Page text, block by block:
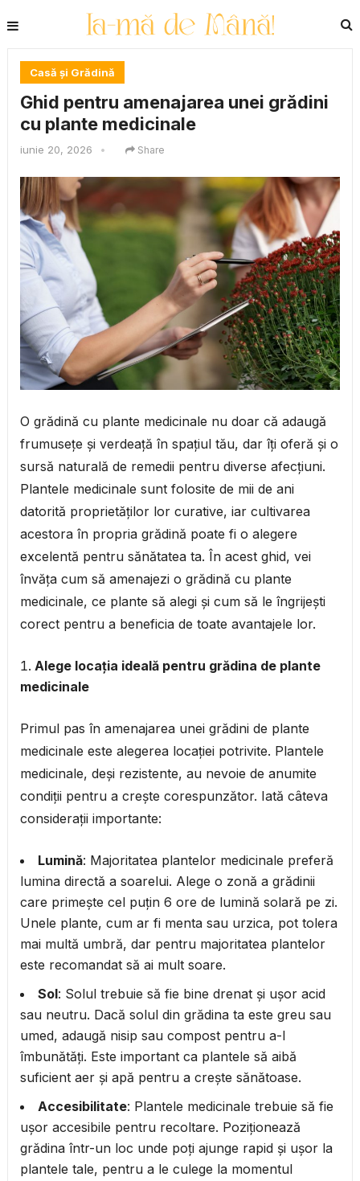
Casă și Grădină
Ghid pentru amenajarea unei grădini
cu plante medicinale
iunie 20, 2026 • Share
O grădină cu plante medicinale nu doar că adaugă
frumusețe și verdeață în spațiul tău, dar îți oferă și o
sursă naturală de remedii pentru diverse afecțiuni.
Plantele medicinale sunt folosite de mii de ani
datorită proprietăților lor curative, iar cultivarea
acestora în propria grădină poate fi o alegere
excelentă pentru sănătatea ta. În acest ghid, vei
învăța cum să amenajezi o grădină cu plante
medicinale, ce plante să alegi și cum să le îngrijești
corect pentru a beneficia de toate avantajele lor.
Alege locația ideală pentru grădina de plante
medicinale
Primul pas în amenajarea unei grădini de plante
medicinale este alegerea locației potrivite. Plantele
medicinale, deși rezistente, au nevoie de anumite
condiții pentru a crește corespunzător. Iată câteva
considerații importante:
Lumină: Majoritatea plantelor medicinale preferă
lumina directă a soarelui. Alege o zonă a grădinii
care primește cel puțin 6 ore de lumină solară pe zi.
Unele plante, cum ar fi menta sau urzica, pot tolera
mai multă umbră, dar pentru majoritatea plantelor
este recomandat să ai mult soare.
Sol: Solul trebuie să fie bine drenat și ușor acid
sau neutru. Dacă solul din grădina ta este greu sau
umed, adaugă nisip sau compost pentru a-l
îmbunătăți. Este important ca plantele să aibă
suficient aer și apă pentru a crește sănătoase.
Accesibilitate: Plantele medicinale trebuie să fie
ușor accesibile pentru recoltare. Poziționează
grădina într-un loc unde poți ajunge rapid și ușor la
plantele tale, pentru a le culege la momentul